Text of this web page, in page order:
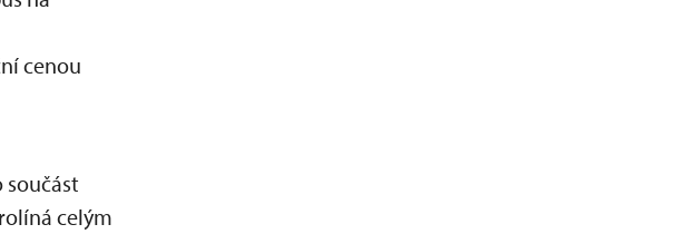
cenou
součást
celým